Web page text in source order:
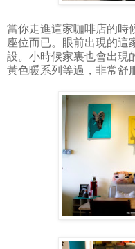
當你走進這家咖啡店的時
座位而已。眼前出現的這
設。小時候家裏也會出現
黃色暖系列等過，非常舒